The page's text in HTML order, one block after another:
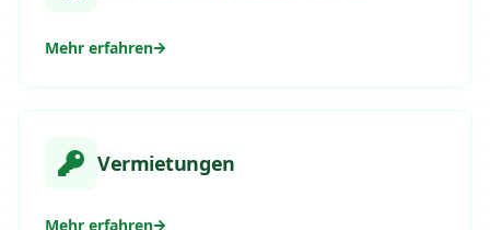
Mehr erfahren
Vermietungen
Mehr erfahren